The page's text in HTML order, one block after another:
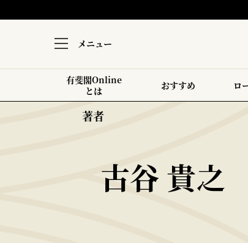
メニュー
有斐閣Online
とは
おすすめ ロ
著者
古谷 貴之